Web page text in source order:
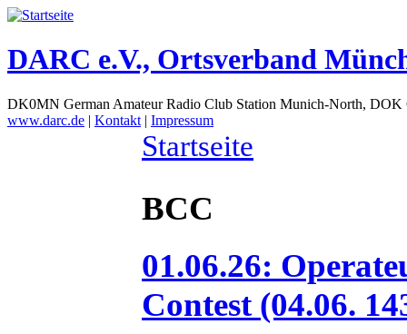
DARC e.V., Ortsverband
DK0MN German Amateur Radio Club Station Munich-North,
www.darc.de | Kontakt | Impressum
Startseite
BCC
01.06.26:
Contest (04.06.